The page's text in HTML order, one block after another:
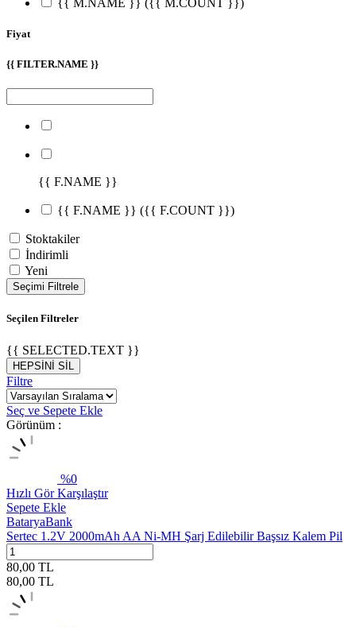
Fiyat
{{ FILTER.NAME }}
{{ F.NAME }}
{{ F.NAME }} ({{ F.COUNT }})
Stoktakiler
İndirimli
Yeni
Seçimi Filtrele
Seçilen Filtreler
{{ SELECTED.TEXT }}
HEPSİNİ SİL
Filtre
Seç ve Sepete Ekle
Görünüm :
%0
Hızlı GörKarşılaştır
Sepete Ekle
BataryaBank
Sertec 1.2V 2000mAh AA Ni-MH Şarj Edilebilir Başsız Kalem Pil
80,00 TL
80,00 TL